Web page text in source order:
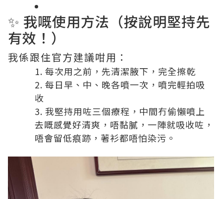
✨ 我嘅使用方法（按說明堅持先
有效！）
我係跟住官方建議咁用：
每次用之前，先清潔腋下，完全擦乾
每日早、中、晚各噴一次，噴完輕拍吸
收
我堅持用咗三個療程，中間冇偷懶噴上
去嘅感覺好清爽，唔黏膩，一陣就吸收咗，
唔會留低痕跡，著衫都唔怕染污。